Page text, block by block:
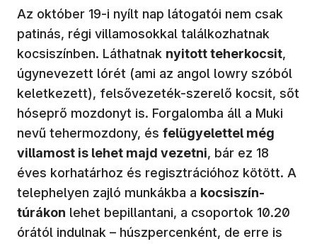
Az október 19-i nyílt nap látogatói nem csak
patinás, régi villamosokkal találkozhatnak
kocsiszínben. Láthatnak nyitott teherkocsit,
úgynevezett lórét (ami az angol lowry szóból
keletkezett), felsővezeték-szerelő kocsit, sőt
hóseprő mozdonyt is. Forgalomba áll a Muki
nevű tehermozdony, és felügyelettel még
villamost is lehet majd vezetni, bár ez 18
éves korhatárhoz és regisztrációhoz kötött. A
telephelyen zajló munkákba a kocsiszín-
túrákon lehet bepillantani, a csoportok 10.20
órától indulnak – húszpercenként, de erre is